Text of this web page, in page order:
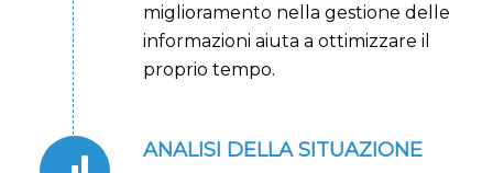
miglioramento nella gestione delle
informazioni aiuta a ottimizzare il
proprio tempo.
ANALISI DELLA SITUAZIONE